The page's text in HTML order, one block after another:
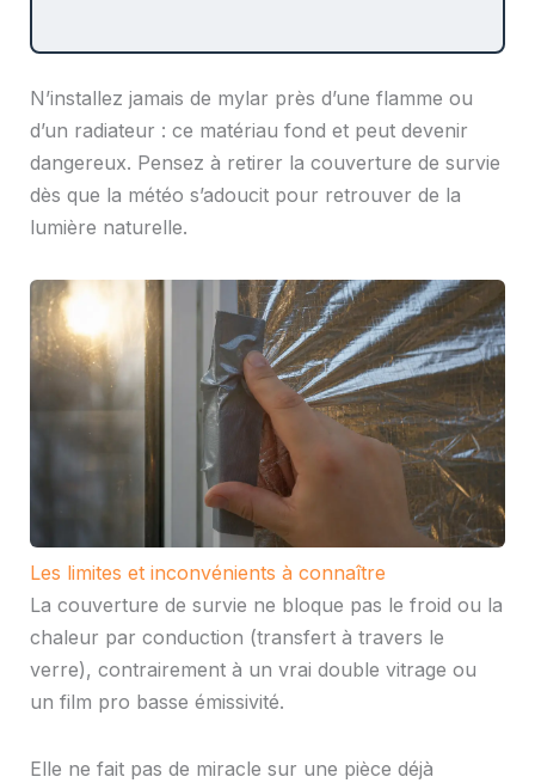
N’installez jamais de mylar près d’une flamme ou
d’un radiateur : ce matériau fond et peut devenir
dangereux. Pensez à retirer la couverture de survie
dès que la météo s’adoucit pour retrouver de la
lumière naturelle.
Les limites et inconvénients à connaître
La couverture de survie ne bloque pas le froid ou la
chaleur par conduction (transfert à travers le
verre), contrairement à un vrai double vitrage ou
un film pro basse émissivité.
Elle ne fait pas de miracle sur une pièce déjà